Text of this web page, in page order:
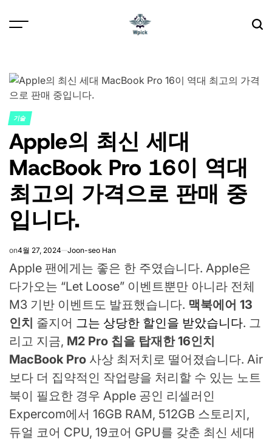
POSTED
IN
기술
Apple의 최신 세대
MacBook Pro 16이 역대
최고의 가격으로 판매 중
입니다.
on4월 27, 2024 Joon-seo Han
Apple 팬에게는 좋은 한 주였습니다. Apple은
다가오는 “Let Loose” 이벤트뿐만 아니라 전체
M3 기반 이벤트도 발표했습니다. 맥북에어 13
인치 줄지어 그는 상당한 할인을 받았습니다. 그
리고 지금, M2 Pro 칩을 탑재한 16인치
MacBook Pro 사상 최저치로 떨어졌습니다. Air
보다 더 집약적인 작업량을 처리할 수 있는 노트
북이 필요한 경우 Apple 공인 리셀러인
Expercom에서 16GB RAM, 512GB 스토리지,
듀얼 코어 CPU, 19코어 GPU를 갖춘 최신 세대